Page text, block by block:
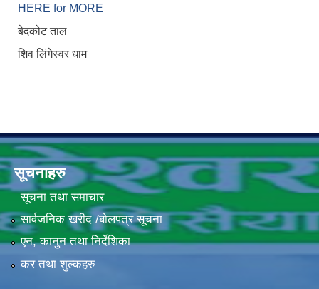
HERE for MORE
बेदकोट ताल
शिव लिंगेस्वर धाम
सूचनाहरु
सूचना तथा समाचार
सार्वजनिक खरीद /बोलपत्र सूचना
एन, कानुन तथा निर्देशिका
कर तथा शुल्कहरु